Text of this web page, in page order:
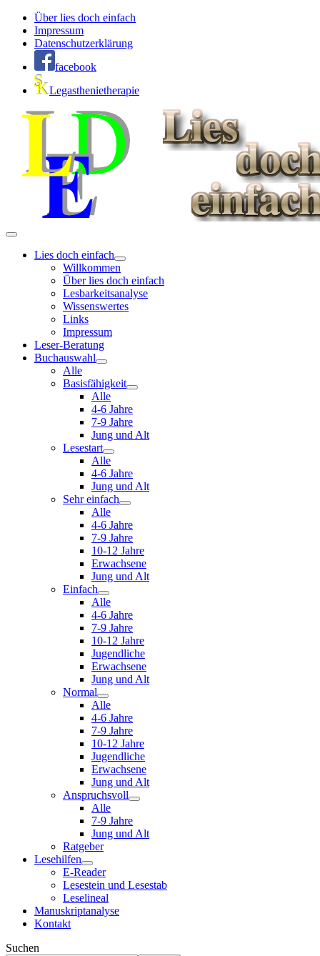
Über lies doch einfach
Impressum
Datenschutzerklärung
facebook
Legasthenietherapie
Lies doch einfach
Willkommen
Über lies doch einfach
Lesbarkeitsanalyse
Wissenswertes
Links
Impressum
Leser-Beratung
Buchauswahl
Alle
Basisfähigkeit
Alle
4-6 Jahre
7-9 Jahre
Jung und Alt
Lesestart
Alle
4-6 Jahre
Jung und Alt
Sehr einfach
Alle
4-6 Jahre
7-9 Jahre
10-12 Jahre
Erwachsene
Jung und Alt
Einfach
Alle
4-6 Jahre
7-9 Jahre
10-12 Jahre
Jugendliche
Erwachsene
Jung und Alt
Normal
Alle
4-6 Jahre
7-9 Jahre
10-12 Jahre
Jugendliche
Erwachsene
Jung und Alt
Anspruchsvoll
Alle
7-9 Jahre
Jung und Alt
Ratgeber
Lesehilfen
E-Reader
Lesestein und Lesestab
Leselineal
Manuskriptanalyse
Kontakt
Suchen